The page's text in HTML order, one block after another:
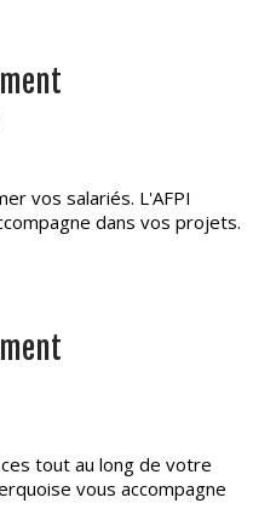
vos salariés. L'AFPI
dans vos projets.
tout au long de votre
vous accompagne